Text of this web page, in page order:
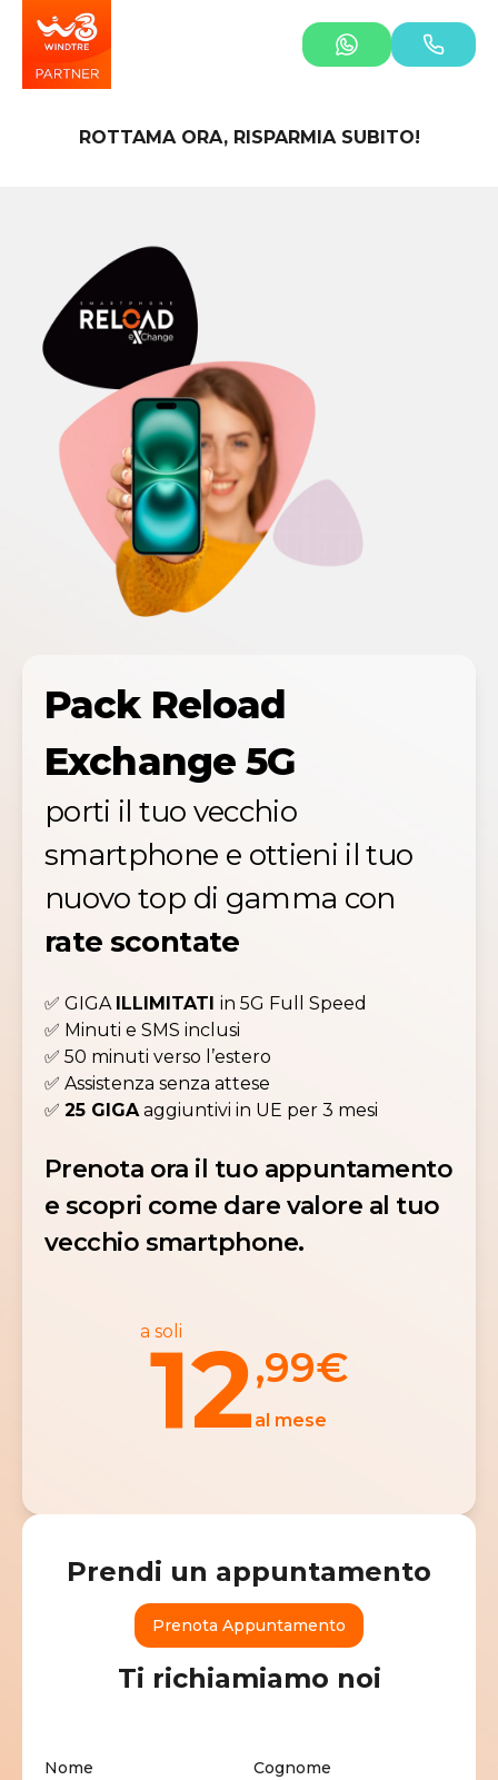
ROTTAMA ORA, RISPARMIA SUBITO!
Pack Reload
Exchange 5G
porti il tuo vecchio
smartphone e ottieni il tuo
nuovo top di gamma con
rate scontate
✅ GIGA ILLIMITATI in 5G Full Speed
✅ Minuti e SMS inclusi
✅ 50 minuti verso l’estero
✅ Assistenza senza attese
✅ 25 GIGA aggiuntivi in UE per 3 mesi
Prenota ora il tuo appuntamento
e scopri come dare valore al tuo
vecchio smartphone.
a soli
12,99€
al mese
Prendi un appuntamento
Prenota Appuntamento
Ti richiamiamo noi
Nome Cognome